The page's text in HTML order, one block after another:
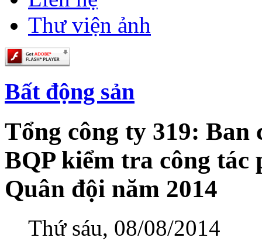
Thư viện ảnh
Bất động sản
Tổng công ty 319: Ban
BQP kiểm tra công tác
Quân đội năm 2014
Thứ sáu, 08/08/2014